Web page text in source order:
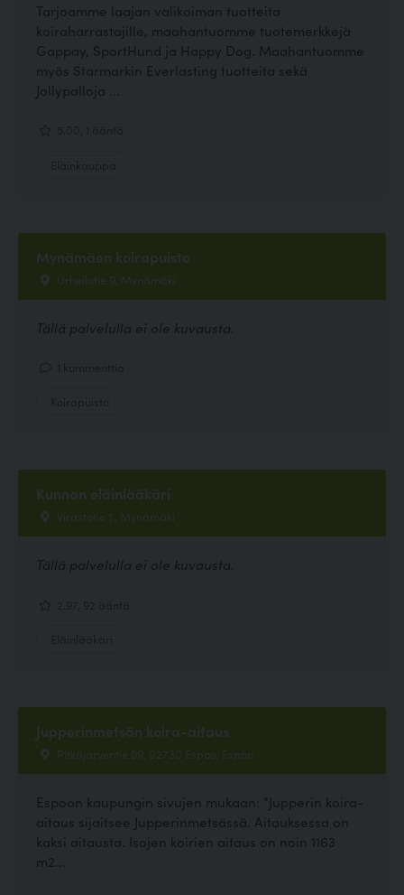
Tarjoamme laajan valikoiman tuotteita
koiraharrastajille, maahantuomme tuotemerkkejä
Gappay, SportHund ja Happy Dog. Maahantuomme
myös Starmarkin Everlasting tuotteita sekä
Jollypalloja ...
Mynämäen koirapuisto
Urheilutie 9, Mynämäki
Tällä palvelulla ei ole kuvausta.
Kunnan eläinlääkäri
Virastotie 1 , Mynämäki
Tällä palvelulla ei ole kuvausta.
Jupperinmetsän koira-aitaus
Pitkäjärventie 99, 02730 Espoo, Espoo
Espoon kaupungin sivujen mukaan: "Jupperin koira-
aitaus sijaitsee Jupperinmetsässä. Aitauksessa on
kaksi aitausta. Isojen koirien aitaus on noin 1163
m2...